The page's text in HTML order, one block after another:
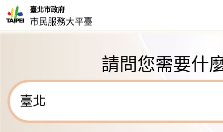
臺北市政府
市民服務大平臺
請問您需要什